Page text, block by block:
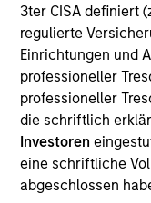
3ter CISA definiert
regulierte
Einrichtungen und
professioneller
professioneller
die schriftlich
Investoren
eine schriftliche
abgeschlossen
Counterpoint Global
Dennis Lynch is
Morgan Stanley
Morgan Stanley in
investment
worked as a sell-